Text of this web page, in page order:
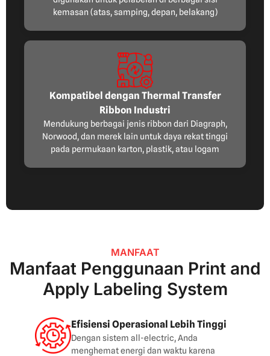
kemasan (atas, samping, depan, belakang)
Kompatibel dengan Thermal Transfer
Ribbon Industri
Mendukung berbagai jenis ribbon dari Diagraph,
Norwood, dan merek lain untuk daya rekat tinggi
pada permukaan karton, plastik, atau logam
MANFAAT
Manfaat Penggunaan Print and
Apply Labeling System
Efisiensi Operasional Lebih Tinggi
Dengan sistem all-electric, Anda
menghemat energi dan waktu karena